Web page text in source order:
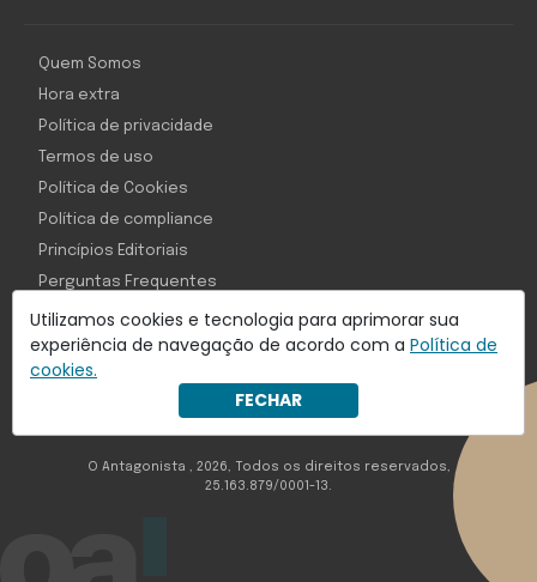
Utilizamos cookies e tecnologia para aprimorar sua
experiência de navegação de acordo com a Política de
cookies.
FECHAR
Com inteligência e tecnologia:
Object1ve - Marketing Solution
Quem Somos
Hora extra
Política de privacidade
Termos de uso
Política de Cookies
Política de compliance
Princípios Editoriais
Perguntas Frequentes
O Antagonista , 2026, Todos os direitos reservados,
25.163.879/0001-13.